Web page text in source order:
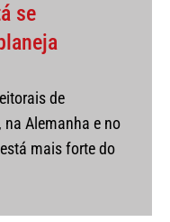
se
de
Alemanha e no
mais forte do